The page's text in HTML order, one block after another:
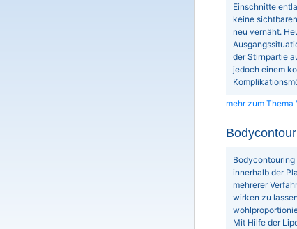
Einschnitte
keine
neu vernäht.
der Stirnpartie
jedoch einem
mehr zum
innerhalb der
mehrerer
wirken zu
Mit Hilfe der